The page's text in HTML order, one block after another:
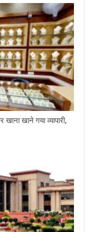
खाने गया व्यापारी,